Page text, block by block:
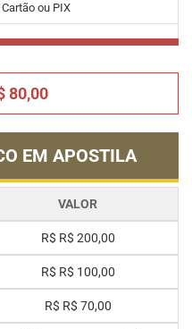
ou PIX
80,00
EM APOSTILA
VALOR
R$ R$ 200,00
R$ R$ 100,00
R$ R$ 70,00